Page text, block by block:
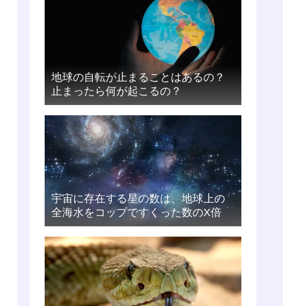
地球の自転が止まることはあるの？
止まったら何が起こるの？
宇宙に存在する星の数は、地球上の
全海水をコップですくった数のX倍